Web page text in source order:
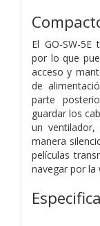
El GO-SW-
por lo que
acceso y
de
parte
guardar los
un
manera
películas
navegar por la